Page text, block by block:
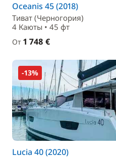
Oceanis 45 (2018)
Тиват (Черногория)
4 Каюты • 45 фт
От 1 748 €
-13%
Lucia 40 (2020)